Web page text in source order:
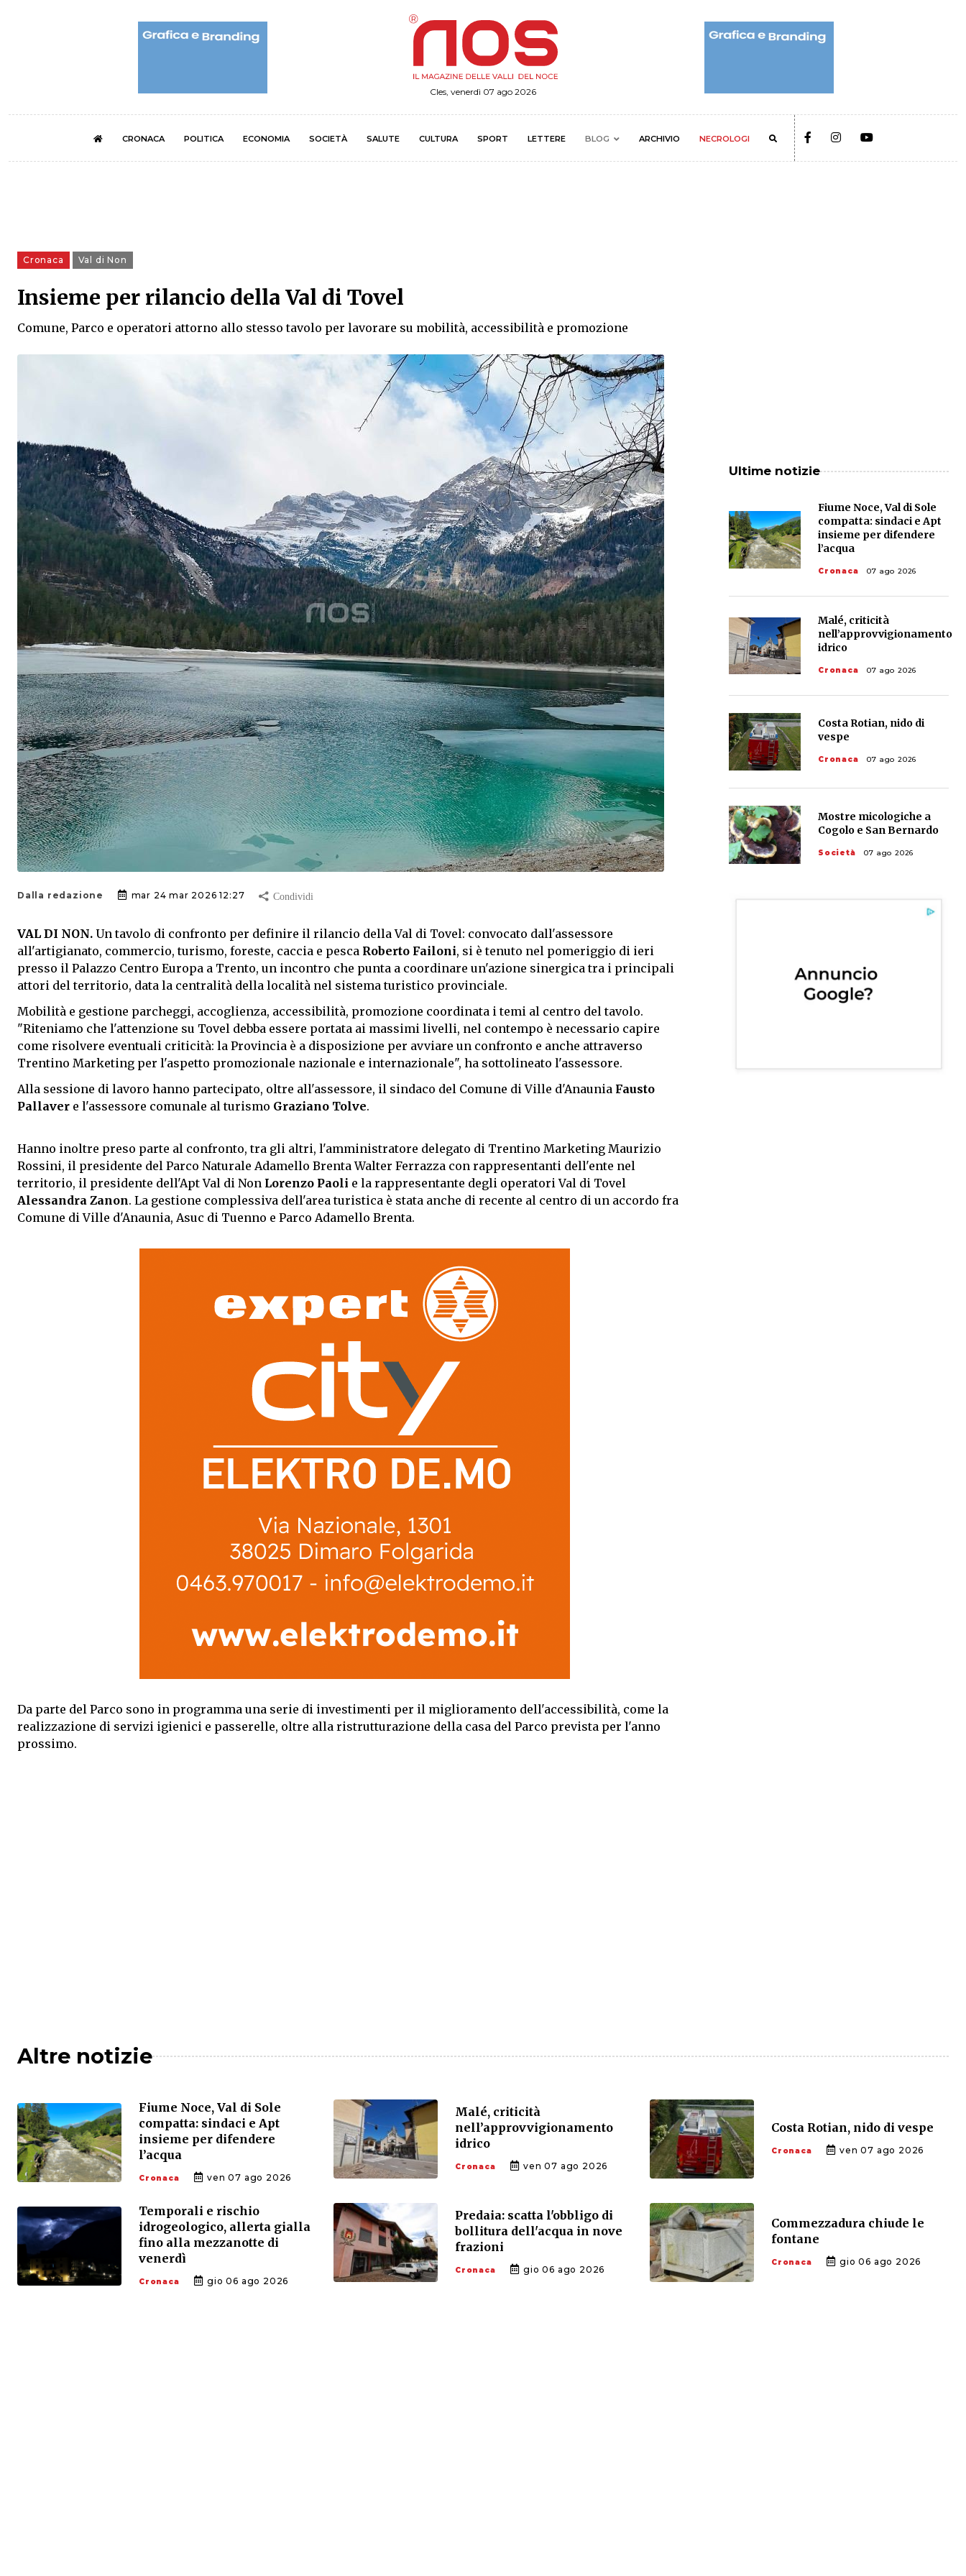
Cles, venerdì 07 ago 2026
CRONACA POLITICA ECONOMIA SOCIETÀ SALUTE CULTURA SPORT LETTERE BLOG ARCHIVIO NECROLOGI
Cronaca Val di Non
Insieme per rilancio della Val di Tovel
Comune, Parco e operatori attorno allo stesso tavolo per lavorare su mobilità, accessibilità e promozione
Dalla redazione mar 24 mar 2026 12:27
VAL DI NON. Un tavolo di confronto per definire il rilancio della Val di Tovel: convocato dall'assessore
all'artigianato, commercio, turismo, foreste, caccia e pesca Roberto Failoni, si è tenuto nel pomeriggio di ieri
presso il Palazzo Centro Europa a Trento, un incontro che punta a coordinare un'azione sinergica tra i principali
attori del territorio, data la centralità della località nel sistema turistico provinciale.
Mobilità e gestione parcheggi, accoglienza, accessibilità, promozione coordinata i temi al centro del tavolo.
"Riteniamo che l'attenzione su Tovel debba essere portata ai massimi livelli, nel contempo è necessario capire
come risolvere eventuali criticità: la Provincia è a disposizione per avviare un confronto e anche attraverso
Trentino Marketing per l'aspetto promozionale nazionale e internazionale", ha sottolineato l'assessore.
Alla sessione di lavoro hanno partecipato, oltre all'assessore, il sindaco del Comune di Ville d'Anaunia Fausto
Pallaver e l'assessore comunale al turismo Graziano Tolve.
Hanno inoltre preso parte al confronto, tra gli altri, l'amministratore delegato di Trentino Marketing Maurizio
Rossini, il presidente del Parco Naturale Adamello Brenta Walter Ferrazza con rappresentanti dell'ente nel
territorio, il presidente dell'Apt Val di Non Lorenzo Paoli e la rappresentante degli operatori Val di Tovel
Alessandra Zanon. La gestione complessiva dell'area turistica è stata anche di recente al centro di un accordo fra
Comune di Ville d'Anaunia, Asuc di Tuenno e Parco Adamello Brenta.
Da parte del Parco sono in programma una serie di investimenti per il miglioramento dell'accessibilità, come la
realizzazione di servizi igienici e passerelle, oltre alla ristrutturazione della casa del Parco prevista per l'anno
prossimo.
Ultime notizie
Fiume Noce, Val di Sole
compatta: sindaci e Apt
insieme per difendere
l’acqua
Cronaca 07 ago 2026
Malé, criticità
nell’approvvigionamento
idrico
Cronaca 07 ago 2026
Costa Rotian, nido di
vespe
Cronaca 07 ago 2026
Mostre micologiche a
Cogolo e San Bernardo
Società 07 ago 2026
Altre notizie
Fiume Noce, Val di Sole
compatta: sindaci e Apt
insieme per difendere
l’acqua
Cronaca ven 07 ago 2026
Malé, criticità
nell’approvvigionamento
idrico
Cronaca ven 07 ago 2026
Costa Rotian, nido di vespe
Cronaca ven 07 ago 2026
Temporali e rischio
idrogeologico, allerta gialla
fino alla mezzanotte di
venerdì
Cronaca gio 06 ago 2026
Predaia: scatta l'obbligo di
bollitura dell'acqua in nove
frazioni
Cronaca gio 06 ago 2026
Commezzadura chiude le
fontane
Cronaca gio 06 ago 2026